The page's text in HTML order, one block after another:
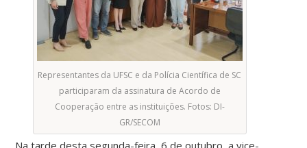
Representantes da UFSC e da Polícia Científica de SC
participaram da assinatura de Acordo de
Cooperação entre as instituições. Fotos: DI-
GR/SECOM
Na tarde desta segunda-feira, 6 de outubro, a vice-